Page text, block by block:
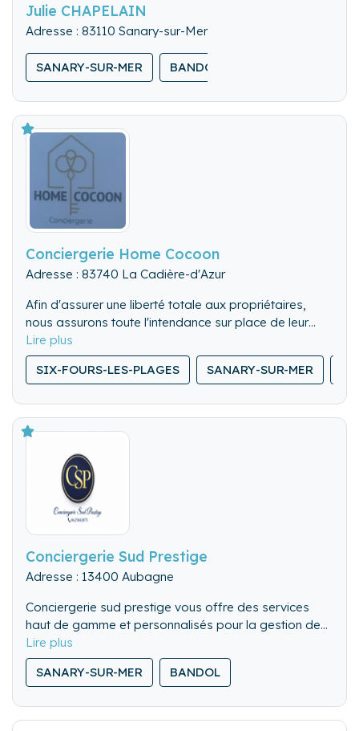
Julie CHAPELAIN
Adresse : 83110 Sanary-sur-Mer
SANARY-SUR-MER BANDOL
Conciergerie Home Cocoon
Adresse : 83740 La Cadière-d'Azur
Afin d'assurer une liberté totale aux propriétaires,
nous assurons toute l'intendance sur place de leur
bien au cours des locations des divers voyageurs :
Check in, Check out, entretien du bien, communication
avec les voyageurs, livret d accueil.
SIX-FOURS-LES-PLAGES SANARY-SUR-MER
Conciergerie Sud Prestige
Adresse : 13400 Aubagne
Conciergerie sud prestige vous offre des services
haut de gamme et personnalisés pour la gestion de
vos propriétés dans le sud de la France et à
l’étranger .Notre engagement :
Un service de qualité ,alliant efficacité et respect de
SANARY-SUR-MER BANDOL